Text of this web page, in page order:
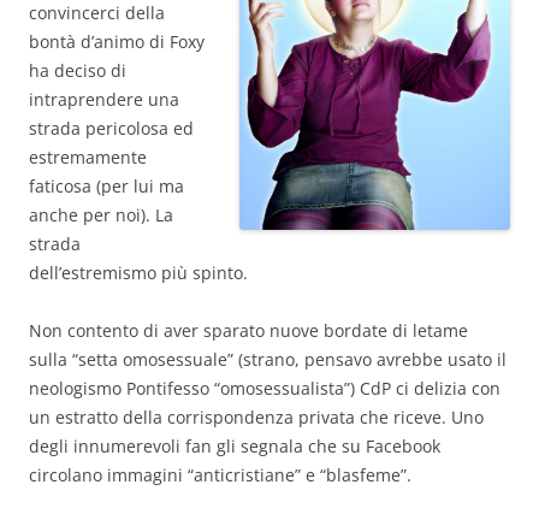
convincerci della
bontà d’animo di Foxy
ha deciso di
intraprendere una
strada pericolosa ed
estremamente
faticosa (per lui ma
anche per noi). La
strada
dell’estremismo più spinto.
Non contento di aver sparato nuove bordate di letame
sulla “setta omosessuale” (strano, pensavo avrebbe usato il
neologismo Pontifesso “omosessualista”) CdP ci delizia con
un estratto della corrispondenza privata che riceve. Uno
degli innumerevoli fan gli segnala che su Facebook
circolano immagini “anticristiane” e “blasfeme”.